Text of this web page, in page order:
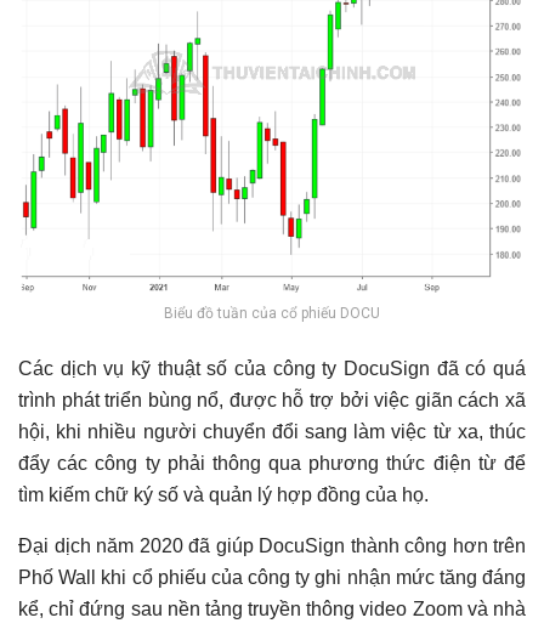
Biểu đồ tuần của cổ phiếu DOCU
Các dịch vụ kỹ thuật số của công ty DocuSign đã có quá
trình phát triển bùng nổ, được hỗ trợ bởi việc giãn cách xã
hội, khi nhiều người chuyển đổi sang làm việc từ xa, thúc
đẩy các công ty phải thông qua phương thức điện từ để
tìm kiếm chữ ký số và quản lý hợp đồng của họ.
Đại dịch năm 2020 đã giúp DocuSign thành công hơn trên
Phố Wall khi cổ phiếu của công ty ghi nhận mức tăng đáng
kể, chỉ đứng sau nền tảng truyền thông video Zoom và nhà